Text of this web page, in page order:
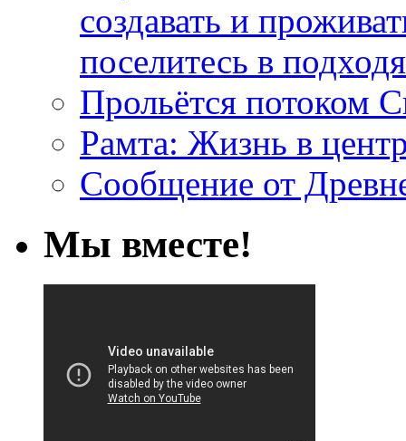
создавать и
поселитесь в
Прольётся потоком
Рамта: Жизнь в
Сообщение от
Мы вместе!